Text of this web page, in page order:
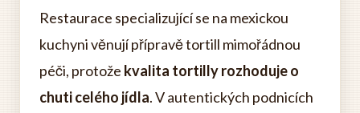
Restaurace specializující se na mexickou
kuchyni věnují přípravě tortill mimořádnou
péči, protože kvalita tortilly rozhoduje o
chuti celého jídla. V autentických podnicích